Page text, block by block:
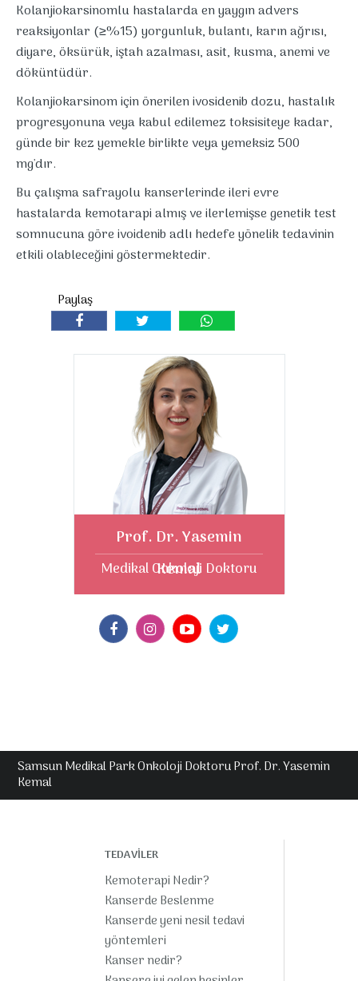
Kolanjiokarsinomlu hastalarda en yaygın advers
reaksiyonlar (≥%15) yorgunluk, bulantı, karın ağrısı,
diyare, öksürük, iştah azalması, asit, kusma, anemi ve
döküntüdür.
Kolanjiokarsinom için önerilen ivosidenib dozu, hastalık
progresyonuna veya kabul edilemez toksisiteye kadar,
günde bir kez yemekle birlikte veya yemeksiz 500
mg'dır.
Bu çalışma safrayolu kanserlerinde ileri evre
hastalarda kemotarapi almış ve ilerlemişse genetik test
somnucuna göre ivoidenib adlı hedefe yönelik tedavinin
etkili olableceğini göstermektedir.
Prof. Dr. Yasemin
Kemal
Medikal Onkoloji Doktoru
Samsun Medikal Park Onkoloji Doktoru Prof. Dr. Yasemin
Kemal
TEDAVİLER
Kemoterapi Nedir?
Kanserde Beslenme
Kanserde yeni nesil tedavi
yöntemleri
Kanser nedir?